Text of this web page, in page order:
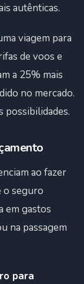
autênticas.
viagem para
de voos e
a 25% mais
no mercado.
possibilidades.
ao fazer
o seguro
em gastos
na passagem
para